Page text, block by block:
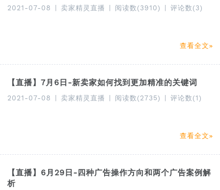
2021-07-08 卖家精灵直播 阅读数(3910) 评论数(3)
查看全文
【直播】7月6日-新卖家如何找到更加精准的关键词
2021-07-08 卖家精灵直播 阅读数(2735) 评论数(1)
查看全文
【直播】6月29日-四种广告操作方向和两个广告案例解
析